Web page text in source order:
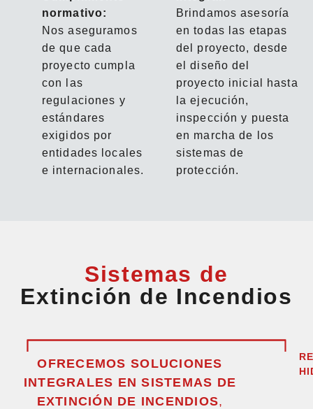
normativo:
Nos aseguramos
de que cada
proyecto cumpla
con las
regulaciones y
estándares
exigidos por
entidades locales
e internacionales.
Brindamos asesoría
en todas las etapas
del proyecto, desde
el diseño del
proyecto inicial hasta
la ejecución,
inspección y puesta
en marcha de los
sistemas de
protección.
Sistemas de
Extinción de Incendios
OFRECEMOS SOLUCIONES
INTEGRALES EN SISTEMAS DE
EXTINCIÓN DE INCENDIOS,